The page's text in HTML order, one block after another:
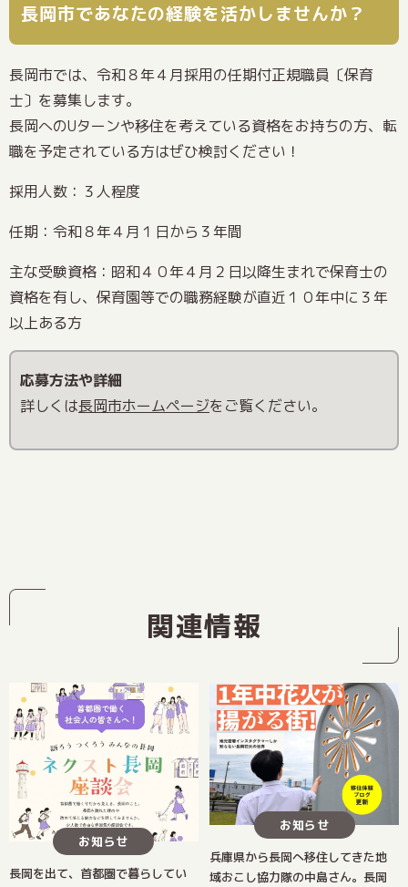
長岡市であなたの経験を活かしませんか？
長岡市では、令和８年４月採用の任期付正規職員〔保育
士〕を募集します。
長岡へのUターンや移住を考えている資格をお持ちの方、転
職を予定されている方はぜひ検討ください！
採用人数：３人程度
任期：令和８年４月１日から３年間
主な受験資格：昭和４０年４月２日以降生まれで保育士の
資格を有し、保育園等での職務経験が直近１０年中に３年
以上ある方
応募方法や詳細
詳しくは長岡市ホームページをご覧ください。
関連情報
お知らせ
長岡を出て、首都圏で暮らしてい
お知らせ
兵庫県から長岡へ移住してきた地
域おこし協力隊の中島さん。長岡